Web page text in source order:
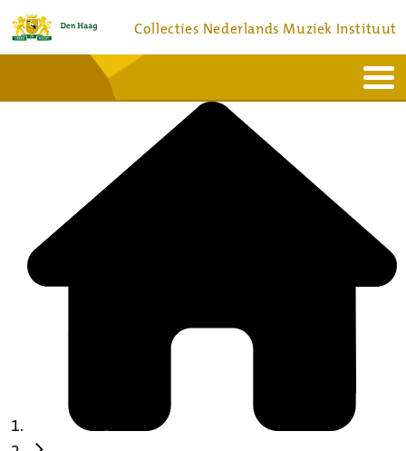
Collecties Nederlands Muziek Instituut
Bronnen en collecties